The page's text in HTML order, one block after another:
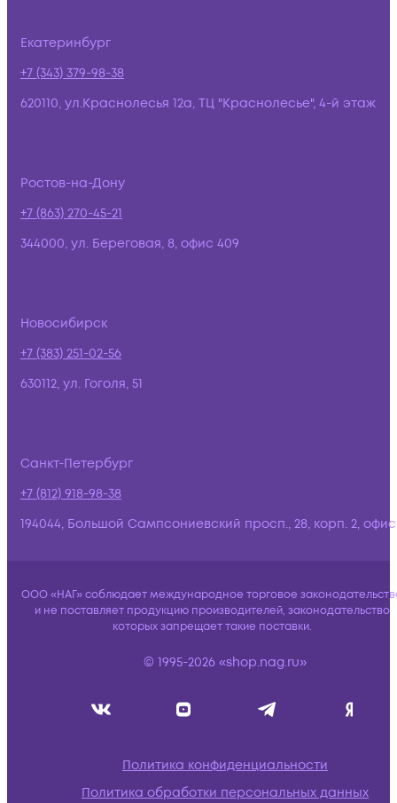
Екатеринбург
+7 (343) 379-98-38
620110, ул.Краснолесья 12а, ТЦ "Краснолесье", 4-й этаж
Ростов-на-Дону
+7 (863) 270-45-21
344000, ул. Береговая, 8, офис 409
Новосибирск
+7 (383) 251-02-56
630112, ул. Гоголя, 51
Санкт-Петербург
+7 (812) 918-98-38
194044, Большой Сампсониевский просп., 28, корп. 2,
ООО «НАГ» соблюдает международное торговое
и не поставляет продукцию производителей, законодательство
которых запрещает такие поставки.
© 1995-2026 «shop.nag.ru»
Политика конфиденциальности
Политика обработки персональных данных